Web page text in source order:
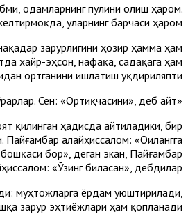
одамларнинг пулини олиш ҳаром.
уларнинг барчаси ҳаром.
зарурлигини ҳозир ҳамма ҳам
хайр-эҳсон, нафақа, садақага ҳам
ортганини ишлатиш уқдириляпти.
«Ва сендан нимани нафақа қилишни сўрарлар. Сен: «Ортиқчасини», деб айт».
қилинган ҳадисда айтиладики, бир
алайҳиссалом: «Оилангга
бор», деган экан, Пайғамбар
«Ўзинг биласан», дебдилар.
муҳтожларга ёрдам уюштирилади,
зарур эҳтиёжлари ҳам қопланади.